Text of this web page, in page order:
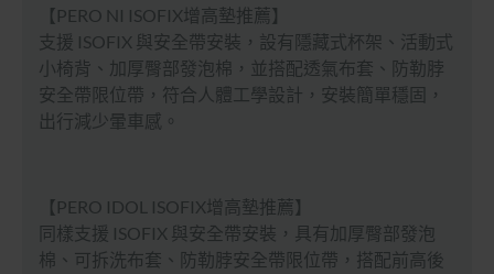
【PERO NI ISOFIX增高墊推薦】
支援 ISOFIX 與安全帶安裝，設有隱藏式杯架、活動式
小椅背、加厚臀部發泡棉，並搭配透氣布套、防勒脖
安全帶限位帶，符合人體工學設計，安裝簡單穩固，
出行減少暈車感。
【PERO IDOL ISOFIX增高墊推薦】
同樣支援 ISOFIX 與安全帶安裝，具有加厚臀部發泡
棉、可拆洗布套、防勒脖安全帶限位帶，搭配前高後